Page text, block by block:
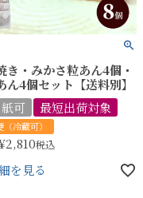
き・みかさ粒あん4個・
ん4個セット【送料別】
可
最短出荷対象
冷蔵可）
2,810税込
を見る